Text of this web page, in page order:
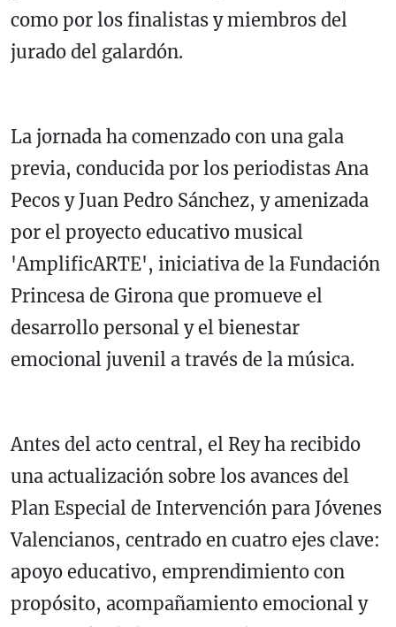
como por los finalistas y miembros del
jurado del galardón.
La jornada ha comenzado con una gala
previa, conducida por los periodistas Ana
Pecos y Juan Pedro Sánchez, y amenizada
por el proyecto educativo musical
'AmplificARTE', iniciativa de la Fundación
Princesa de Girona que promueve el
desarrollo personal y el bienestar
emocional juvenil a través de la música.
Antes del acto central, el Rey ha recibido
una actualización sobre los avances del
Plan Especial de Intervención para Jóvenes
Valencianos, centrado en cuatro ejes clave:
apoyo educativo, emprendimiento con
propósito, acompañamiento emocional y